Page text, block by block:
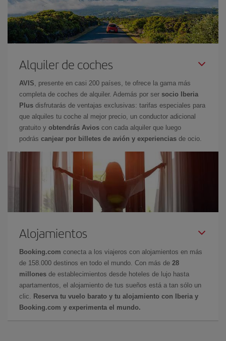
Alquiler de coches
AVIS, presente en casi 200 países, te ofrece la gama más
completa de coches de alquiler. Además por ser socio Iberia
Plus disfrutarás de ventajas exclusivas: tarifas especiales para
que alquiles tu coche al mejor precio, un conductor adicional
gratuito y obtendrás Avios con cada alquiler que luego
podrás canjear por billetes de avión y experiencias de ocio.
Alojamientos
Booking.com conecta a los viajeros con alojamientos en más
de 158.000 destinos en todo el mundo. Con más de 28
millones de establecimientos desde hoteles de lujo hasta
apartamentos, el alojamiento de tus sueños está a tan sólo un
clic. Reserva tu vuelo barato y tu alojamiento con Iberia y
Booking.com y experimenta el mundo.